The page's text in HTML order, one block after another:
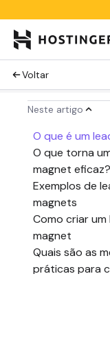
Voltar
Neste artigo
O que é um
O que torna
magnet eficaz?
Exemplos de
magnets
Como criar um
magnet
Quais são as
práticas para